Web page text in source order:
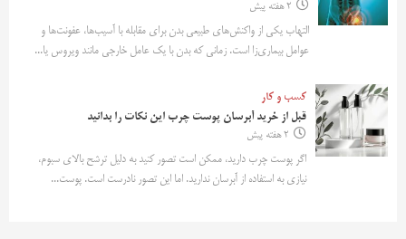
2 هفته پیش
التهاب یکی از واکنش‌های طبیعی بدن برای مقابله با آسیب‌ها، عفونت‌ها و
عوامل بیماری‌زا است. زمانی که بدن با یک عامل خارجی مانند ویروس یا...
کسب و کار
قبل از خرید آبرسان پوست چرب این نکات را بدانید
2 هفته پیش
اگر پوست چرب دارید، ممکن است تصور کنید به دلیل ترشح بالای سبوم،
نیازی به استفاده از آبرسان ندارید. اما این تصور نادرست است. پوست...